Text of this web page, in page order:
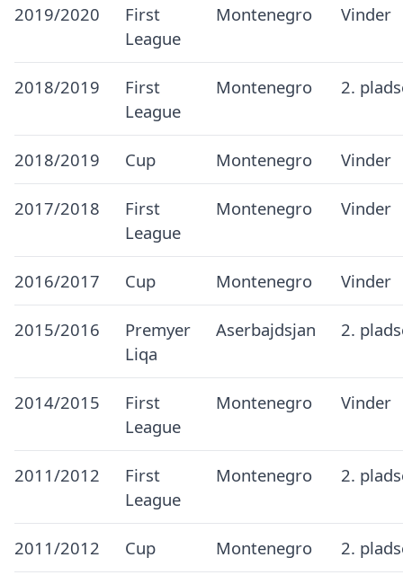
2019/2020
First
League
Montenegro Vinder
2018/2019
First
League
Montenegro 2.
2018/2019 Cup Montenegro Vinder
2017/2018
First
League
Montenegro Vinder
2016/2017 Cup Montenegro Vinder
2015/2016
Premyer
Liqa
Aserbajdsjan 2.
2014/2015
First
League
Montenegro Vinder
2011/2012
First
League
Montenegro 2.
2011/2012 Cup Montenegro 2.